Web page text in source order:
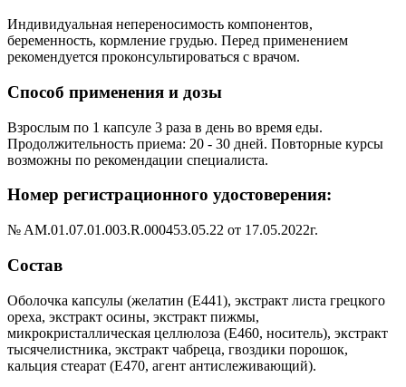
Индивидуальная непереносимость компонентов,
беременность, кормление грудью. Перед применением
рекомендуется проконсультироваться с врачом.
Способ применения и дозы
Взрослым по 1 капсуле 3 раза в день во время еды.
Продолжительность приема: 20 - 30 дней. Повторные курсы
возможны по рекомендации специалиста.
Номер регистрационного удостоверения:
№ AM.01.07.01.003.R.000453.05.22 от 17.05.2022г.
Состав
Оболочка капсулы (желатин (Е441), экстракт листа грецкого
ореха, экстракт осины, экстракт пижмы,
микрокристаллическая целлюлоза (Е460, носитель), экстракт
тысячелистника, экстракт чабреца, гвоздики порошок,
кальция стеарат (Е470, агент антислеживающий).